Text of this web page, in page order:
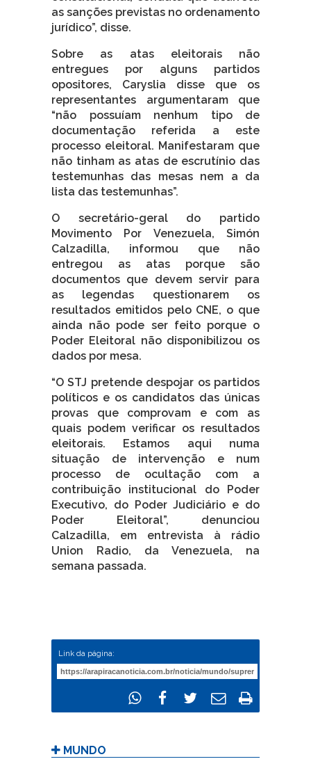
as sanções previstas no ordenamento
jurídico”, disse.
Sobre as atas eleitorais não
entregues por alguns partidos
opositores, Caryslia disse que os
representantes argumentaram que
“não possuíam nenhum tipo de
documentação referida a este
processo eleitoral. Manifestaram que
não tinham as atas de escrutínio das
testemunhas das mesas nem a da
lista das testemunhas”.
O secretário-geral do partido
Movimento Por Venezuela, Simón
Calzadilla, informou que não
entregou as atas porque são
documentos que devem servir para
as legendas questionarem os
resultados emitidos pelo CNE, o que
ainda não pode ser feito porque o
Poder Eleitoral não disponibilizou os
dados por mesa.
“O STJ pretende despojar os partidos
políticos e os candidatos das únicas
provas que comprovam e com as
quais podem verificar os resultados
eleitorais. Estamos aqui numa
situação de intervenção e num
processo de ocultação com a
contribuição institucional do Poder
Executivo, do Poder Judiciário e do
Poder Eleitoral”, denunciou
Calzadilla, em entrevista à rádio
Union Radio, da Venezuela, na
semana passada.
Link da página:
MUNDO